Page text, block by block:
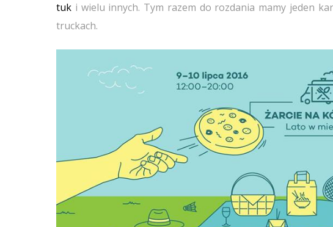
tuk i wielu innych. Tym razem do rozdania mamy jeden
truckach.